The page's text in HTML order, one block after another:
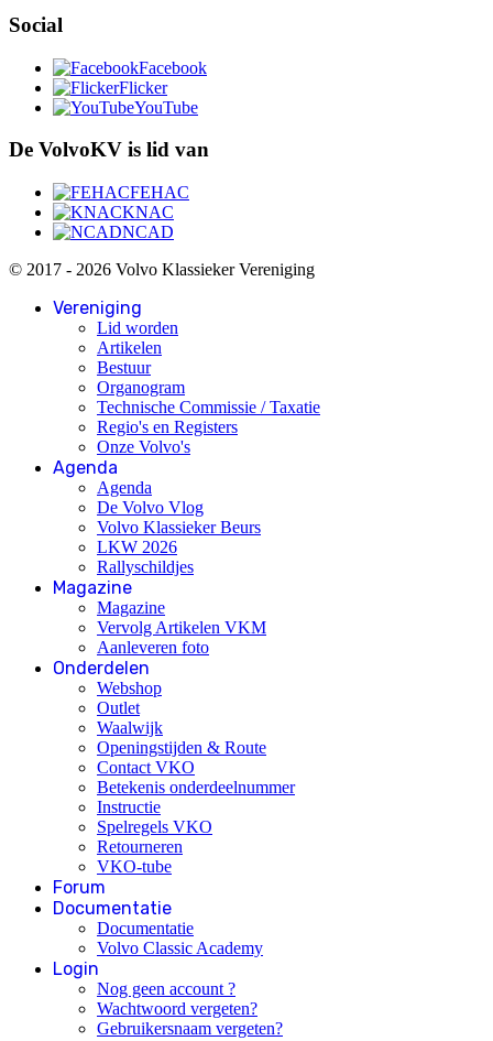
Social
Facebook
Flicker
YouTube
De VolvoKV is lid van
FEHAC
KNAC
NCAD
© 2017 - 2026 Volvo Klassieker Vereniging
Vereniging
Lid worden
Artikelen
Bestuur
Organogram
Technische Commissie / Taxatie
Regio's en Registers
Onze Volvo's
Agenda
Agenda
De Volvo Vlog
Volvo Klassieker Beurs
LKW 2026
Rallyschildjes
Magazine
Magazine
Vervolg Artikelen VKM
Aanleveren foto
Onderdelen
Webshop
Outlet
Waalwijk
Openingstijden & Route
Contact VKO
Betekenis onderdeelnummer
Instructie
Spelregels VKO
Retourneren
VKO-tube
Forum
Documentatie
Documentatie
Volvo Classic Academy
Login
Nog geen account ?
Wachtwoord vergeten?
Gebruikersnaam vergeten?